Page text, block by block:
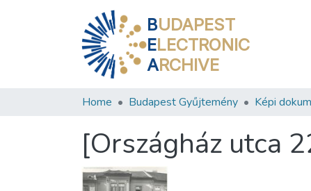
BUDAPEST
ELECTRONIC
ARCHIVE
Home Budapest Gyűjtemény Képi
[Országház utca